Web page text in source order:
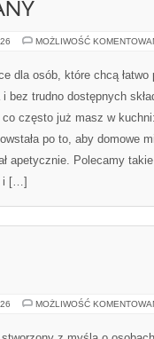
MOŻLIWOŚĆ
dla osób, które chcą
trudno dostępnych
często już masz w
po to, aby domowe
apetycznie. Polecamy
i […]
MOŻLIWOŚĆ